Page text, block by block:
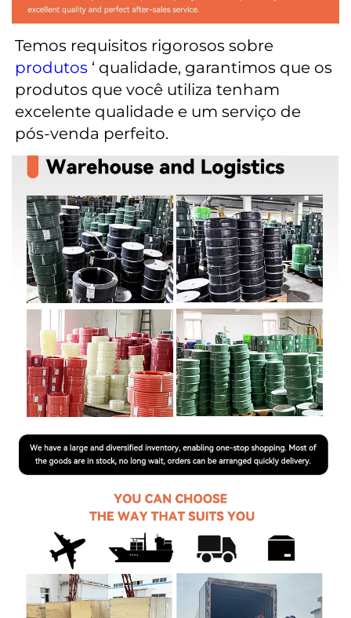
produtos ‘ qualidade, garantimos que os
produtos que você utiliza tenham
excelente qualidade e um serviço de
pós-venda perfeito.